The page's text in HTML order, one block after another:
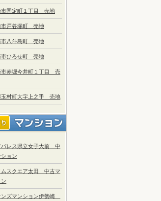
市国定町１丁目 売地
市戸谷塚町 売地
市八斗島町 売地
市ひろせ町 売地
市赤堀今井町１丁目 売
玉村町大字上之手 売地
パレス県立女子大前 中
ョン
ムスクエア太田 中古マ
ンズマンション伊勢崎